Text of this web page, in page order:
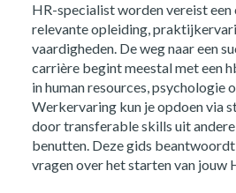
HR-specialist worden vereist
relevante opleiding,
vaardigheden. De weg naar een
carrière begint meestal met een
in human resources, psychologie
Werkervaring kun je opdoen via
door transferable skills uit
benutten. Deze gids
vragen over het starten van jouw